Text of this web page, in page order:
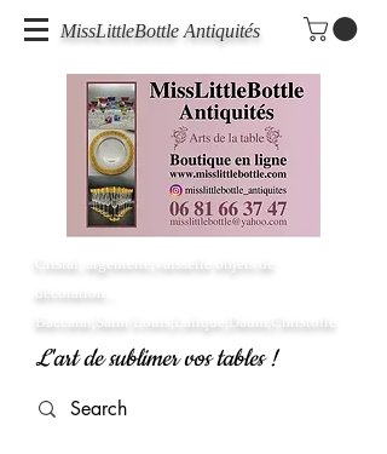
MissLittleBottle Antiquités
Cristal, argenterie,vaisselle objets de
décoration...
Baccarat,Saint Louis,Lalique,Daum,Christofle
L'art de sublimer vos tables !